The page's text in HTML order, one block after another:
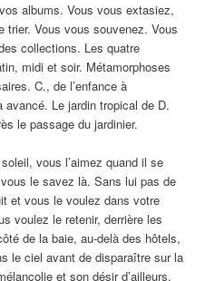
albums. Vous vous extasiez,
trier. Vous vous souvenez. Vous
collections. Les quatre
midi et soir. Métamorphoses
C., de l’enfance à
avancé. Le jardin tropical de D.
le passage du jardinier.
vous l’aimez quand il se
le savez là. Sans lui pas de
et vous le voulez dans votre
voulez le retenir, derrière les
de la baie, au-delà des hôtels,
le ciel avant de disparaître sur la
et son désir d’ailleurs.